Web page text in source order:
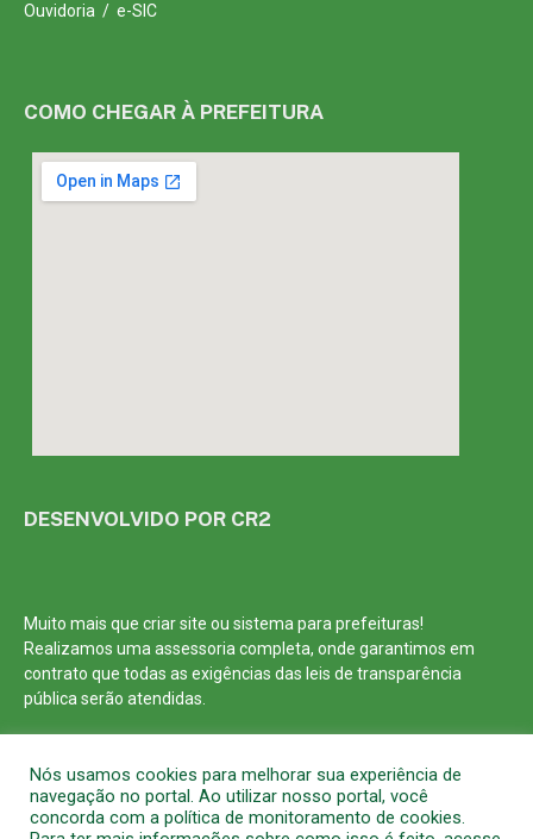
Ouvidoria / e-SIC
COMO CHEGAR À PREFEITURA
DESENVOLVIDO POR CR2
Muito mais que criar site ou sistema para prefeituras!
Realizamos umaassessoriacompleta, onde garantimos em
contrato que todas as exigências das leis de transparência
públicaserão atendidas.
Nós usamos cookies para melhorar sua experiência de
navegação no portal. Ao utilizar nosso portal, você
concorda com a política de monitoramento de cookies.